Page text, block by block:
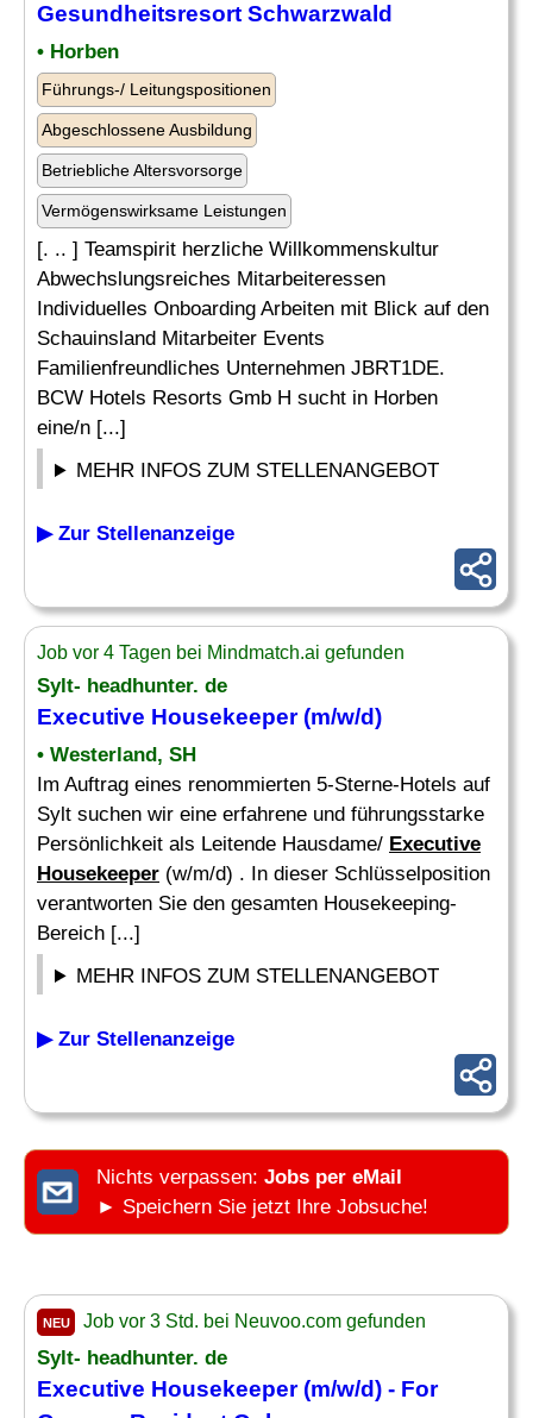
Gesundheitsresort Schwarzwald
• Horben
Führungs-/ Leitungspositionen
Abgeschlossene Ausbildung
Betriebliche Altersvorsorge
Vermögenswirksame Leistungen
[. .. ] Teamspirit herzliche Willkommenskultur
Abwechslungsreiches Mitarbeiteressen
Individuelles Onboarding Arbeiten mit Blick auf den
Schauinsland Mitarbeiter Events
Familienfreundliches Unternehmen JBRT1DE.
BCW Hotels Resorts Gmb H sucht in Horben
eine/n [...]
MEHR INFOS ZUM STELLENANGEBOT
▶ Zur Stellenanzeige
Job vor 4 Tagen bei Mindmatch.ai gefunden
Sylt- headhunter. de
Executive Housekeeper(m/w/d)
• Westerland, SH
Im Auftrag eines renommierten 5-Sterne-Hotels auf
Sylt suchen wir eine erfahrene und führungsstarke
Persönlichkeit als Leitende Hausdame/ Executive
Housekeeper (w/m/d) . In dieser Schlüsselposition
verantworten Sie den gesamten Housekeeping-
Bereich [...]
MEHR INFOS ZUM STELLENANGEBOT
▶ Zur Stellenanzeige
Nichts verpassen: Jobs per eMail
► Speichern Sie jetzt Ihre Jobsuche!
NEU Job vor 3 Std. bei Neuvoo.com gefunden
Sylt- headhunter. de
Executive Housekeeper(m/w/d) - For